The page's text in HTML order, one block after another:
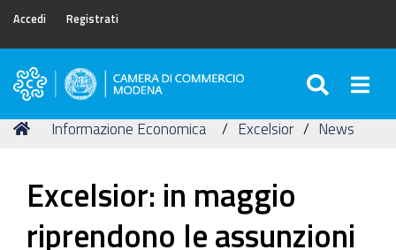
Accedi Registrati
Camera
Commercio
Tu
Home
Informazione Economica Excelsior News
Excelsior: in maggio
riprendono le assunzioni